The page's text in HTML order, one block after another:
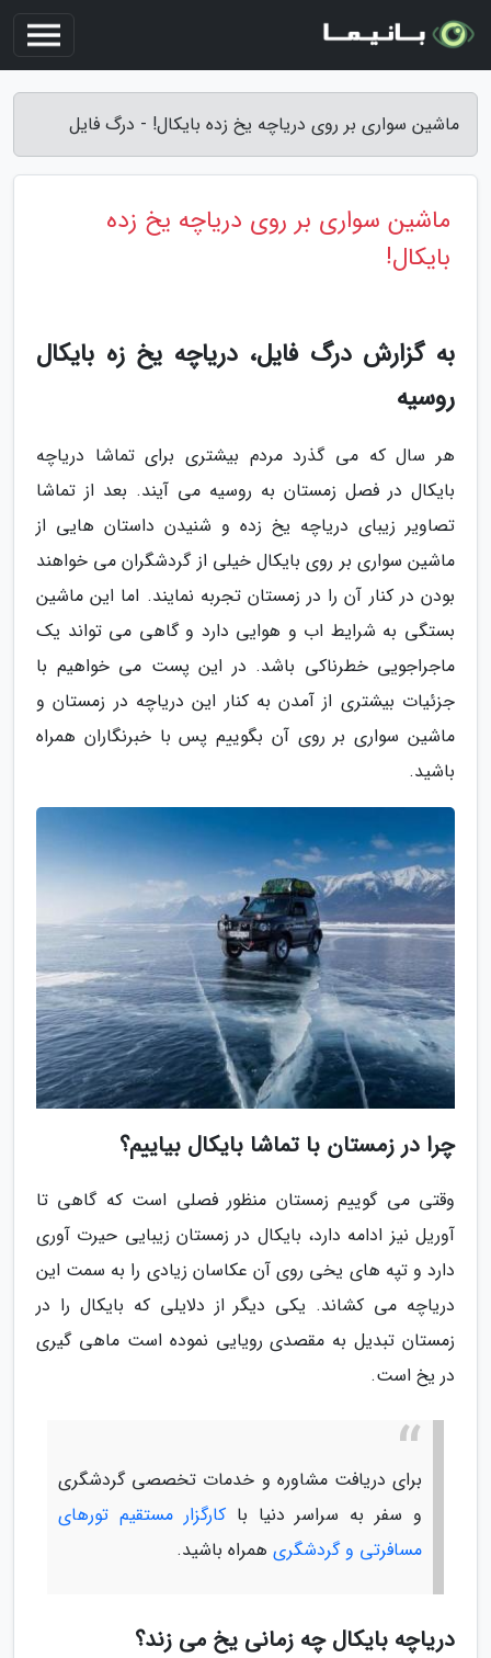
ماشین سواری بر روی دریاچه یخ زده بایکال! - درگ فایل
ماشین سواری بر روی دریاچه یخ زده
بایکال!
به گزارش درگ فایل، دریاچه یخ زه بایکال
روسیه
هر سال که می گذرد مردم بیشتری برای تماشا دریاچه
بایکال در فصل زمستان به روسیه می آیند. بعد از تماشا
تصاویر زیبای دریاچه یخ زده و شنیدن داستان هایی از
ماشین سواری بر روی بایکال خیلی از گردشگران می خواهند
بودن در کنار آن را در زمستان تجربه نمایند. اما این ماشین
بستگی به شرایط اب و هوایی دارد و گاهی می تواند یک
ماجراجویی خطرناکی باشد. در این پست می خواهیم با
جزئیات بیشتری از آمدن به کنار این دریاچه در زمستان و
ماشین سواری بر روی آن بگوییم پس با خبرنگاران همراه
باشید.
چرا در زمستان با تماشا بایکال بیاییم؟
وقتی می گوییم زمستان منظور فصلی است که گاهی تا
آوریل نیز ادامه دارد، بایکال در زمستان زیبایی حیرت آوری
دارد و تپه های یخی روی آن عکاسان زیادی را به سمت این
دریاچه می کشاند. یکی دیگر از دلایلی که بایکال را در
زمستان تبدیل به مقصدی رویایی نموده است ماهی گیری
در یخ است.
برای دریافت مشاوره و خدمات تخصصی گردشگری
و سفر به سراسر دنیا باکارگزار مستقیم تورهای
مسافرتی و گردشگری همراه باشید.
دریاچه بایکال چه زمانی یخ می زند؟